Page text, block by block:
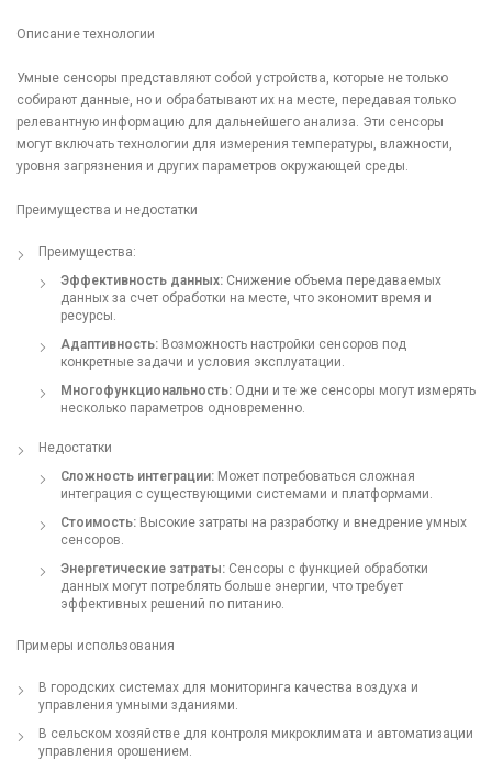
Описание технологии
Умные сенсоры представляют собой устройства, которые не только
собирают данные, но и обрабатывают их на месте, передавая только
релевантную информацию для дальнейшего анализа. Эти сенсоры
могут включать технологии для измерения температуры, влажности,
уровня загрязнения и других параметров окружающей среды.
Преимущества и недостатки
Преимущества:
Эффективность данных: Снижение объема передаваемых
данных за счет обработки на месте, что экономит время и
ресурсы.
Адаптивность: Возможность настройки сенсоров под
конкретные задачи и условия эксплуатации.
Многофункциональность: Одни и те же сенсоры могут измерять
несколько параметров одновременно.
Недостатки
Сложность интеграции: Может потребоваться сложная
интеграция с существующими системами и платформами.
Стоимость: Высокие затраты на разработку и внедрение умных
сенсоров.
Энергетические затраты: Сенсоры с функцией обработки
данных могут потреблять больше энергии, что требует
эффективных решений по питанию.
Примеры использования
В городских системах для мониторинга качества воздуха и
управления умными зданиями.
В сельском хозяйстве для контроля микроклимата и автоматизации
управления орошением.